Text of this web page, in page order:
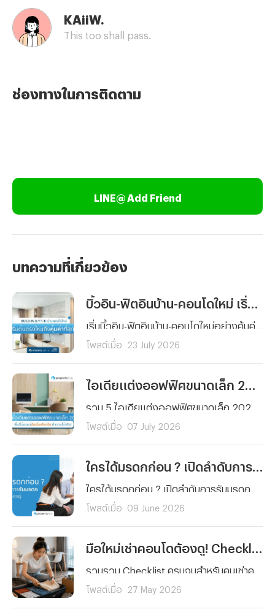
KAiiW.
This too shall pass.
ช่องทางในการติดตาม
LINE@ Add Friend
บทความที่เกี่ยวข้อง
โพสต์เมื่อ 23 July 2026
โพสต์เมื่อ 07 July 2026
โพสต์เมื่อ 09 June 2026
โพสต์เมื่อ 27 May 2026